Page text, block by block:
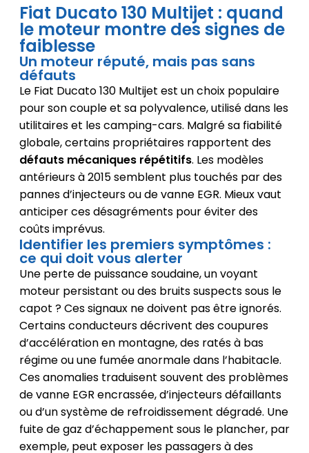
Fiat Ducato 130 Multijet : quand
le moteur montre des signes de
faiblesse
Un moteur réputé, mais pas sans
défauts
Le Fiat Ducato 130 Multijet est un choix populaire
pour son couple et sa polyvalence, utilisé dans les
utilitaires et les camping-cars. Malgré sa fiabilité
globale, certains propriétaires rapportent des
défauts mécaniques répétitifs. Les modèles
antérieurs à 2015 semblent plus touchés par des
pannes d’injecteurs ou de vanne EGR. Mieux vaut
anticiper ces désagréments pour éviter des
coûts imprévus.
Identifier les premiers symptômes :
ce qui doit vous alerter
Une perte de puissance soudaine, un voyant
moteur persistant ou des bruits suspects sous le
capot ? Ces signaux ne doivent pas être ignorés.
Certains conducteurs décrivent des coupures
d’accélération en montagne, des ratés à bas
régime ou une fumée anormale dans l’habitacle.
Ces anomalies traduisent souvent des problèmes
de vanne EGR encrassée, d’injecteurs défaillants
ou d’un système de refroidissement dégradé. Une
fuite de gaz d’échappement sous le plancher, par
exemple, peut exposer les passagers à des